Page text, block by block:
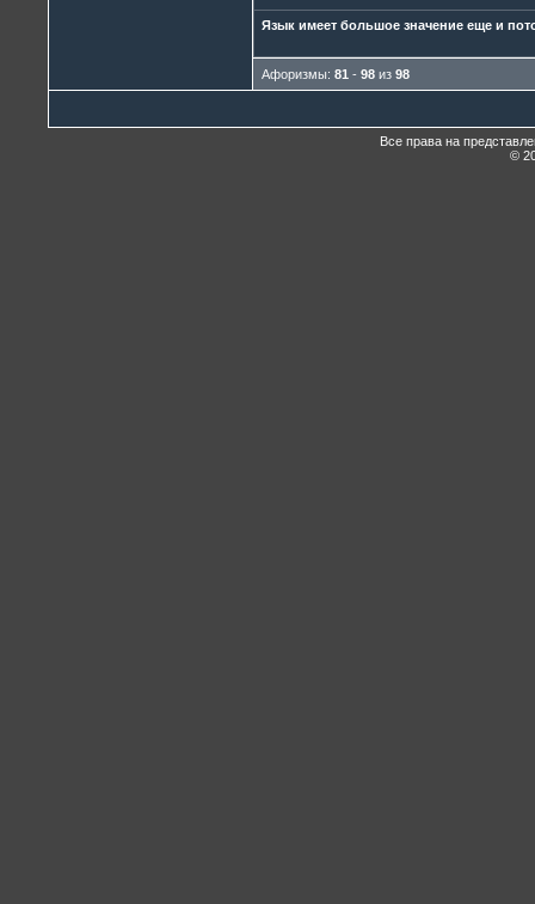
Язык имеет большое значение еще и
Афоризмы: 81 - 98 из 98
Все права на
©